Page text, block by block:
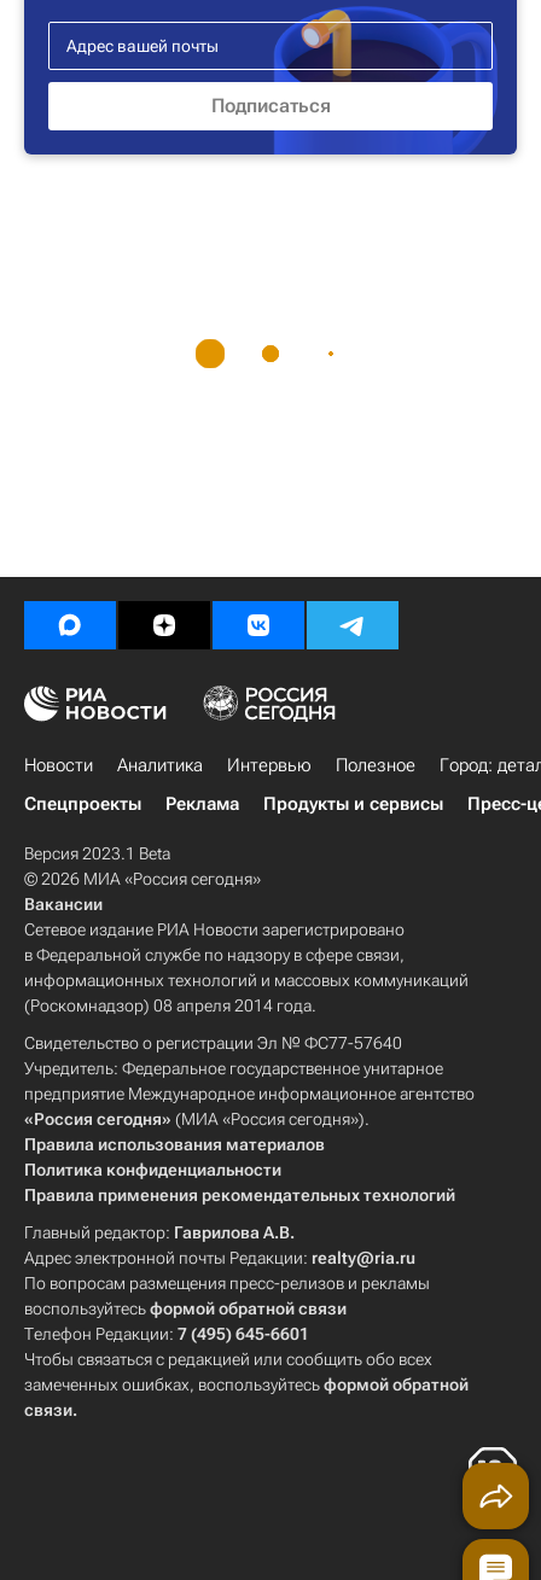
Новости Аналитика Интервью Полезное
Город:
Спецпроекты
Реклама Продукты и сервисы Пресс-
Версия 2023.1 Beta
© 2026 МИА «Россия сегодня»
Вакансии
Сетевое издание РИА Новости зарегистрировано
в Федеральной службе по надзору в сфере связи,
информационных технологий и массовых коммуникаций
(Роскомнадзор) 08 апреля 2014 года.
Свидетельство о регистрации Эл № ФС77-57640
Учредитель: Федеральное государственное унитарное
предприятие Международное информационное агентство
«Россия сегодня» (МИА «Россия сегодня»).
Правила использования материалов
Политика конфиденциальности
Правила применения рекомендательных технологий
Главный редактор: Гаврилова А.В.
Адрес электронной почты Редакции: realty@ria.ru
По вопросам размещения пресс-релизов и рекламы
воспользуйтесьформой обратной связи
Телефон Редакции: 7 (495) 645-6601
Чтобы связаться с редакцией или сообщить обо всех
замеченных ошибках, воспользуйтесьформой обратной
связи.